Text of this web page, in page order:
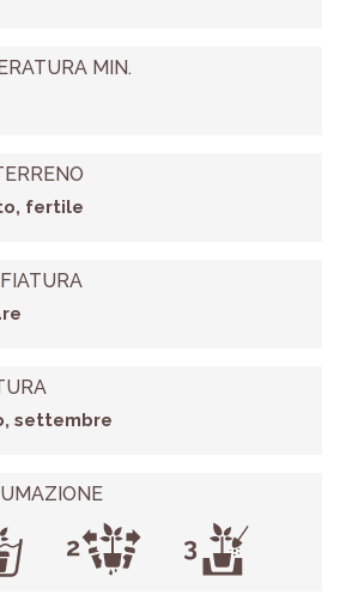
MIN.
fertile
settembre